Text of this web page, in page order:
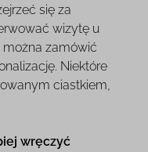
się za
wizytę u
można zamówić
Niektóre
ciastkiem,
wręczyć